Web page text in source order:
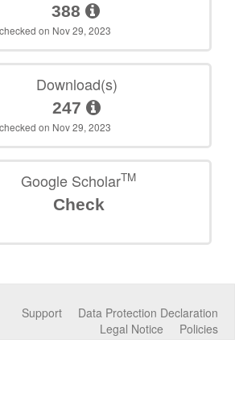
388
checked on Nov 29, 2023
Download(s)
247
checked on Nov 29, 2023
Google ScholarTM
Check
Data Protection Declaration
Support
Policies
Legal Notice